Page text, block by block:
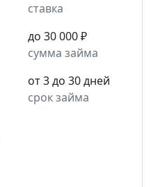
ставка
до 30 000 ₽
сумма займа
от 3 до 30 дней
срок займа